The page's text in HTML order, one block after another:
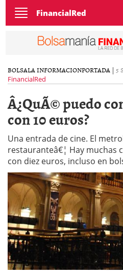
Toggle
navigation
FinancialRed
BOLSALA INFORMACIONPORTADA | 5
FinancialRed
Â¿QuÃ© puedo
con 10 euros?
Una entrada de cine. El
restauranteâ€¦ Hay muchas
con diez euros, incluso en